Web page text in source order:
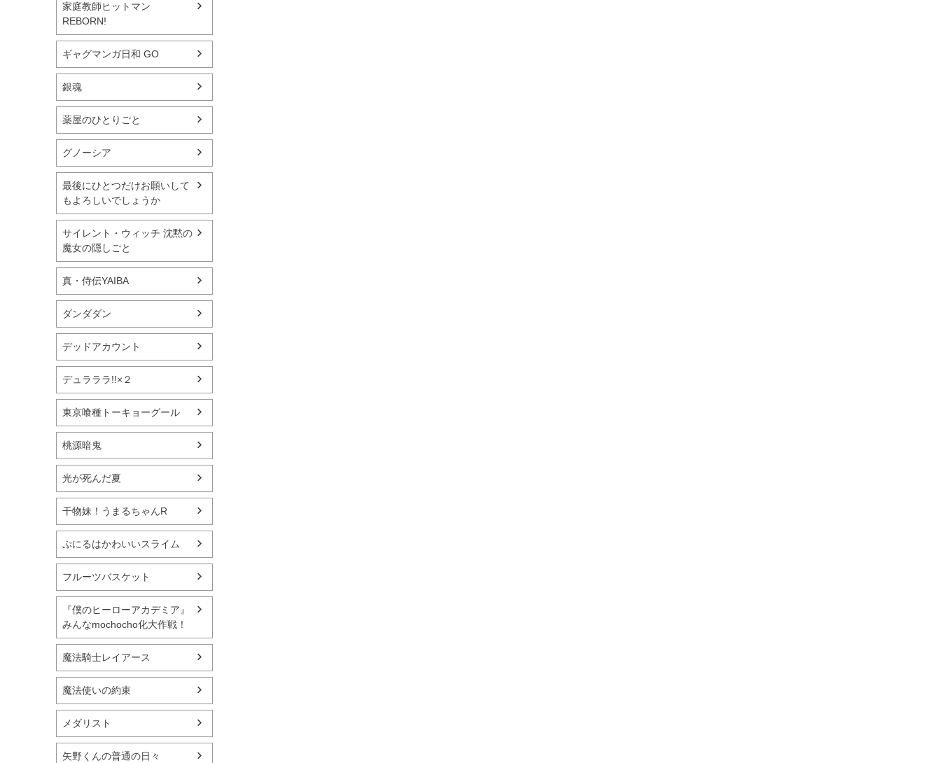
家庭教師ヒットマン
REBORN!
ギャグマンガ日和 GO
銀魂
薬屋のひとりごと
グノーシア
最後にひとつだけお願いして
もよろしいでしょうか
サイレント・ウィッチ 沈黙の
魔女の隠しごと
真・侍伝YAIBA
ダンダダン
デッドアカウント
デュラララ!!×２
東京喰種トーキョーグール
桃源暗鬼
光が死んだ夏
干物妹！うまるちゃんR
ぷにるはかわいいスライム
フルーツバスケット
『僕のヒーローアカデミア』
みんなmochocho化大作戦！
魔法騎士レイアース
魔法使いの約束
メダリスト
矢野くんの普通の日々